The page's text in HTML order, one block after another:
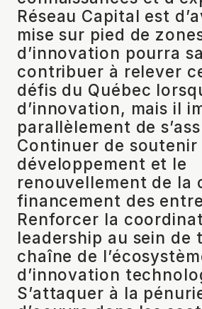
Réseau Capital est
mise sur pied de
d’innovation pourra
contribuer à relever
défis du Québec
d’innovation, mais il
parallèlement de
Continuer de soutenir
développement et le
renouvellement de la
financement des
Renforcer la
leadership au sein de
chaîne de
d’innovation
S’attaquer à la